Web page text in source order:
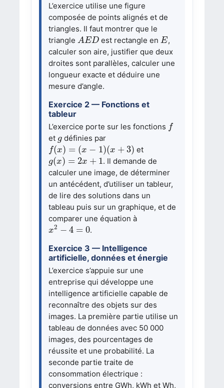
L’exercice utilise une figure
composée de points alignés et de
triangles. Il faut montrer que le
triangle AED
A ED est rectangle enE
E ,
calculer son aire, justifier que deux
droites sont parallèles, calculer une
longueur exacte et déduire une
mesure d’angle.
Exercice 2 — Fonctions et
tableur
L’exercice porte sur les fonctions f
f
et g
gdéfinies par
f(x) = (x − 1)(x +3)
f(x)= ( − 1 ) (x+3 et
g(x) = 2x + 1
g ( ) x 1
. Il demande de
calculer une image, de déterminer
un antécédent, d’utiliser un tableur,
de lire des solutions dans un
tableau puis sur un graphique, et de
comparer une équation à
x2 − 4 = 0
x2−4=0 .
Exercice 3 — Intelligence
artificielle, données et énergie
L’exercice s’appuie sur une
entreprise qui développe une
intelligence artificielle capable de
reconnaître des objets sur des
images. La première partie utilise un
tableau de données avec 50 000
images, des pourcentages de
réussite et une probabilité. La
seconde partie traite de
consommation électrique :
conversions entre GWh, kWh et Wh,